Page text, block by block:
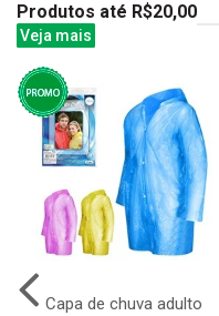
Produtos até R$20,00
Veja mais
Capa de chuva adulto